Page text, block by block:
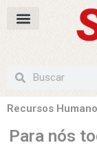
Recursos
Para nós